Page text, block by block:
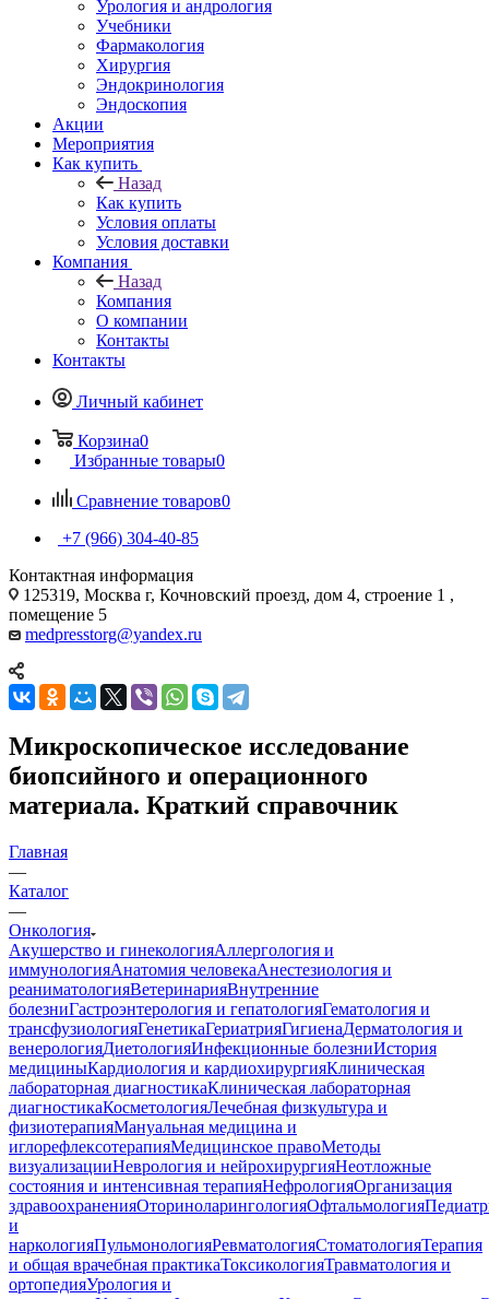
Урология и андрология
Учебники
Фармакология
Хирургия
Эндокринология
Эндоскопия
Акции
Мероприятия
Как купить
Назад
Как купить
Условия оплаты
Условия доставки
Компания
Назад
Компания
О компании
Контакты
Контакты
Личный кабинет
Корзина0
Избранные товары0
Сравнение товаров0
+7 (966) 304-40-85
Контактная информация
125319, Москва г, Кочновский проезд, дом 4, строение 1 ,
помещение 5
medpresstorg@yandex.ru
Микроскопическое исследование
биопсийного и операционного
материала. Краткий справочник
Главная
—
Каталог
—
Онкология
Акушерство и гинекологияАллергология и
иммунологияАнатомия человекаАнестезиология и
реаниматологияВетеринарияВнутренние
болезниГастроэнтерология и гепатологияГематология и
трансфузиологияГенетикаГериатрияГигиенаДерматология и
венерологияДиетологияИнфекционные болезниИстория
медициныКардиология и кардиохирургияКлиническая
лабораторная диагностикаКлиническая лабораторная
диагностикаКосметологияЛечебная физкультура и
физиотерапияМануальная медицина и
иглорефлексотерапияМедицинское правоМетоды
визуализацииНеврология и нейрохирургияНеотложные
состояния и интенсивная терапияНефрологияОрганизация
здравоохраненияОториноларингологияОфтальмология
и
наркологияПульмонологияРевматологияСтоматологияТерапия
и общая врачебная практикаТоксикологияТравматология и
ортопедияУрология и